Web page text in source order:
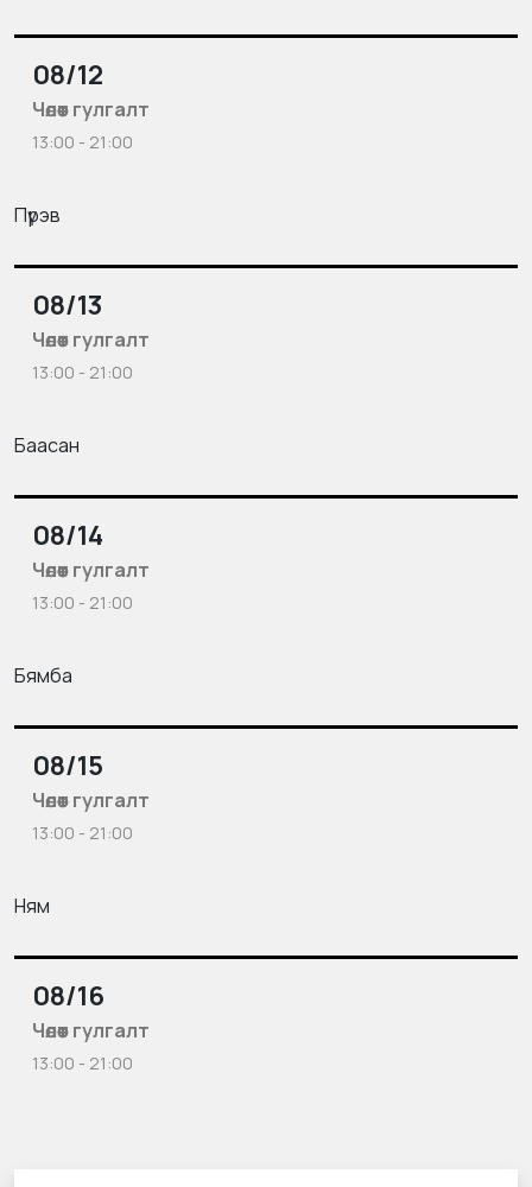
08/12
Чөлөөт гулгалт
13:00 - 21:00
Пүрэв
08/13
Чөлөөт гулгалт
13:00 - 21:00
Баасан
08/14
Чөлөөт гулгалт
13:00 - 21:00
Бямба
08/15
Чөлөөт гулгалт
13:00 - 21:00
Ням
08/16
Чөлөөт гулгалт
13:00 - 21:00